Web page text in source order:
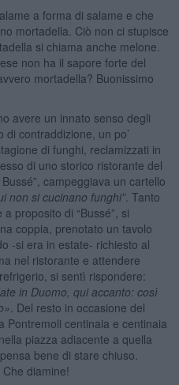
a forma di salame e che
mortadella. Ciò non ci stupisce
si chiama anche melone.
non ha il sapore forte del
mortadella? Buonissimo
avere un innato senso degli
contraddizione, un po’
di funghi, reclamizzati in
di uno storico ristorante del
campeggiava un cartello
non si cucinano funghi”. Tanto
proposito di “Bussé”, si
coppia, prenotato un tavolo
-si era in estate- richiesto al
nel ristorante e attendere
si sentì rispondere:
in Duomo, qui accanto: così
. Del resto in occasione del
Pontremoli centinaia e centinaia
piazza adiacente a quella
bene di stare chiuso.
diamine!